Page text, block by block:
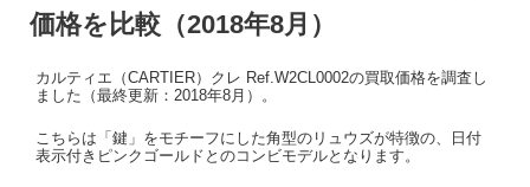
価格を比較（2018年8月）
カルティエ（CARTIER）クレ Ref.W2CL0002の買取価格を調査し
ました（最終更新：2018年8月）。
こちらは「鍵」をモチーフにした角型のリュウズが特徴の、日付
表示付きピンクゴールドとのコンビモデルとなります。